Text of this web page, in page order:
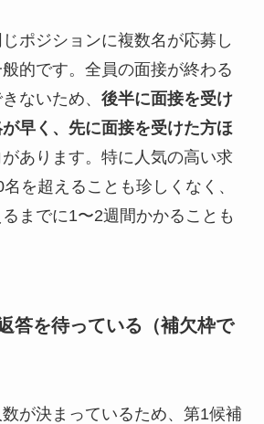
ポジションに複数名が応募し
的です。全員の面接が終わる
ないため、 後半に面接を受け
早く、先に面接を受けた方ほ
あります。特に人気の高い求
を超えることも珍しくなく、
までに1〜2週間かかることも
答を待っている（補欠枠で
が決まっているため、第1候補